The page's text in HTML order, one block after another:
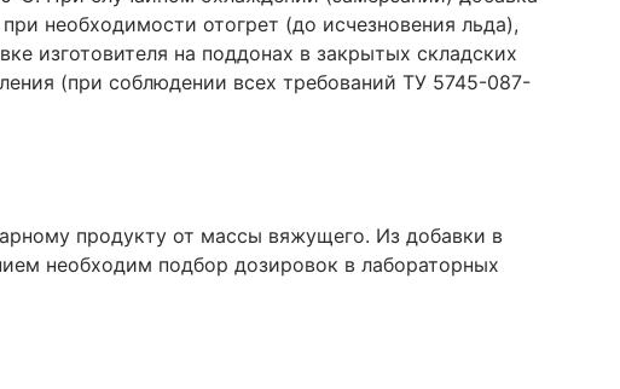
необходимости отогрет (до исчезновения льда),
изготовителя на поддонах в закрытых складских
(при соблюдении всех требований ТУ 5745-087-
продукту от массы вяжущего. Из добавки в
необходим подбор дозировок в лабораторных